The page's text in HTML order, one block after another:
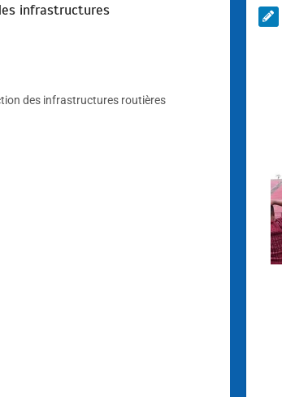
infrastructures
des infrastructures routières